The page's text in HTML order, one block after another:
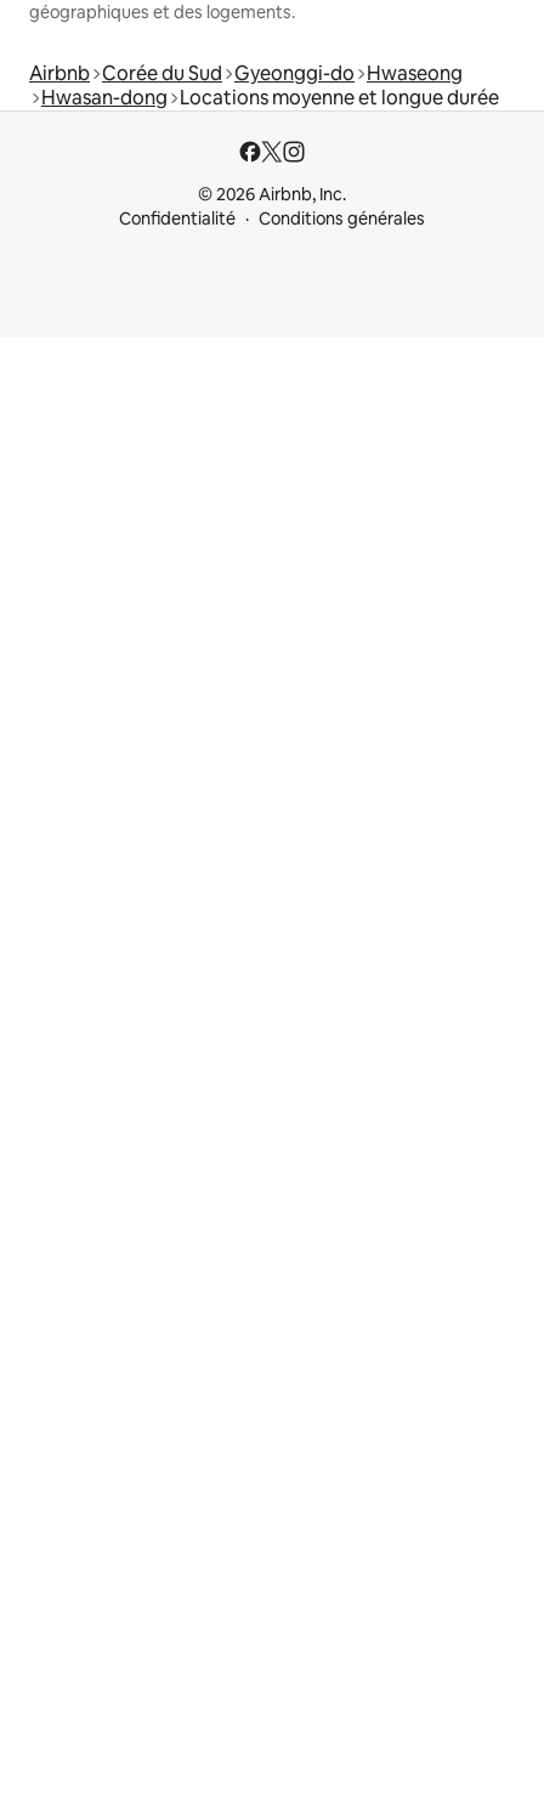
géographiques et des logements.
Airbnb Corée du Sud Gyeonggi-do Hwaseong
Hwasan-dong Locations moyenne et longue durée
© 2026 Airbnb, Inc.
Confidentialité
Conditions générales